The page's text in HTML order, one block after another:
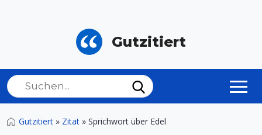
Gutzitiert
Gutzitiert » Zitat » Sprichwort über Edel